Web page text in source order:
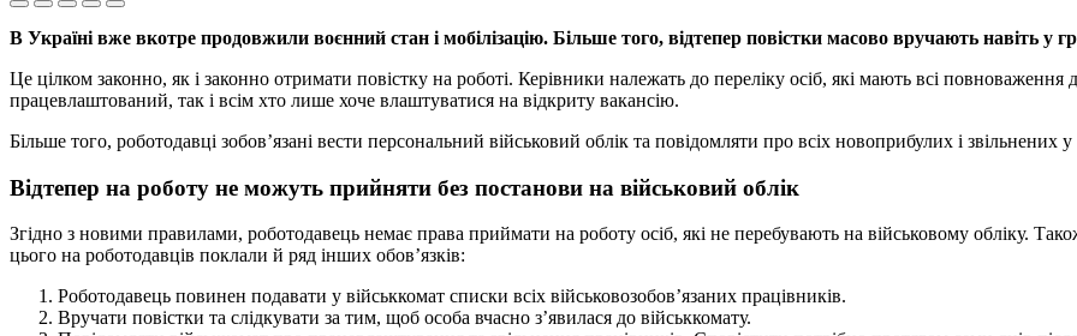
В Україні вже вкотре продовжили воєнний стан і мобілізацію. Більше того, відтепер повістки масово вручають навіть у
Це цілком законно, як і законно отримати повістку на роботі. Керівники належать до переліку осіб, які мають всі
працевлаштований, так і всім хто лише хоче влаштуватися на відкриту вакансію.
Більше того, роботодавці зобов’язані вести персональний військовий облік та повідомляти про всіх новоприбулих і звільнених у
Відтепер на роботу не можуть прийняти без постанови на військовий облік
Згідно з новими правилами, роботодавець немає права приймати на роботу осіб, які не перебувають на військовому обліку.
цього на роботодавців поклали й ряд інших обов’язків:
Роботодавець повинен подавати у військкомат списки всіх військовозобов’язаних працівників.
Вручати повістки та слідкувати за тим, щоб особа вчасно з’явилася до військкомату.